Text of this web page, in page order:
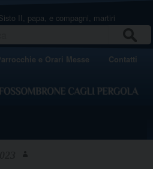
II, papa, e compagni, martiri
e Orari Messe Contatti